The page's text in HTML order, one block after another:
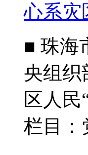
心系灾
■ 珠海
央组织
区人民
栏目